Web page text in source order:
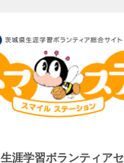
生涯学習ボランティアセ